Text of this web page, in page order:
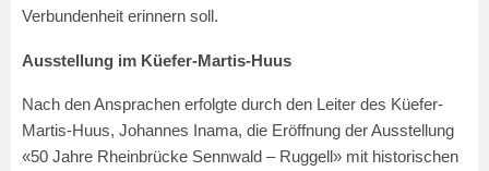
Verbundenheit erinnern soll.
Ausstellung im Küefer-Martis-Huus
Nach den Ansprachen erfolgte durch den Leiter des Küefer-
Martis-Huus, Johannes Inama, die Eröffnung der Ausstellung
«50 Jahre Rheinbrücke Sennwald – Ruggell» mit historischen